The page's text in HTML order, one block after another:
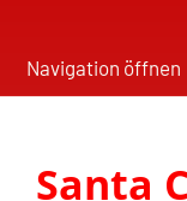
Navigation öffnen
Santa